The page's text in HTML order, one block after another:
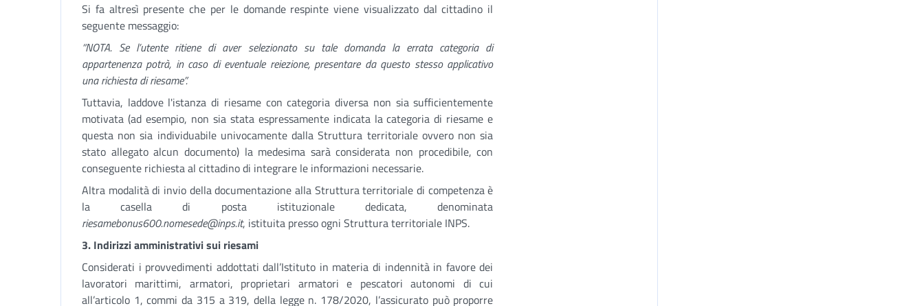
Si fa altresì presente che per le domande respinte viene visualizzato dal cittadino il
seguente messaggio:
“NOTA. Se l’utente ritiene di aver selezionato su tale domanda la errata categoria di
appartenenza potrà, in caso di eventuale reiezione, presentare da questo stesso applicativo
una richiesta di riesame”.
Tuttavia, laddove l'istanza di riesame con categoria diversa non sia sufficientemente
motivata (ad esempio, non sia stata espressamente indicata la categoria di riesame e
questa non sia individuabile univocamente dalla Struttura territoriale ovvero non sia
stato allegato alcun documento) la medesima sarà considerata non procedibile, con
conseguente richiesta al cittadino di integrare le informazioni necessarie.
Altra modalità di invio della documentazione alla Struttura territoriale di competenza è
la casella di posta istituzionale dedicata, denominata
riesamebonus600.nomesede@inps.it, istituita presso ogni Struttura territoriale INPS.
3. Indirizzi amministrativi sui riesami
Considerati i provvedimenti addottati dall’Istituto in materia di indennità in favore dei
lavoratori marittimi, armatori, proprietari armatori e pescatori autonomi di cui
all’articolo 1, commi da 315 a 319, della legge n. 178/2020, l’assicurato può proporre